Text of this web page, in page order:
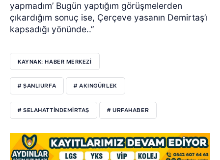
yapmadım’ Bugün yaptığım görüşmelerden
çıkardığım sonuç ise, Çerçeve yasanın Demirtaş’ı
kapsadığı yönünde..”
KAYNAK: HABER MERKEZİ
# ŞANLIURFA # AKINGÜRLEK
# SELAHATTINDEMIRTAŞ # URFAHABER